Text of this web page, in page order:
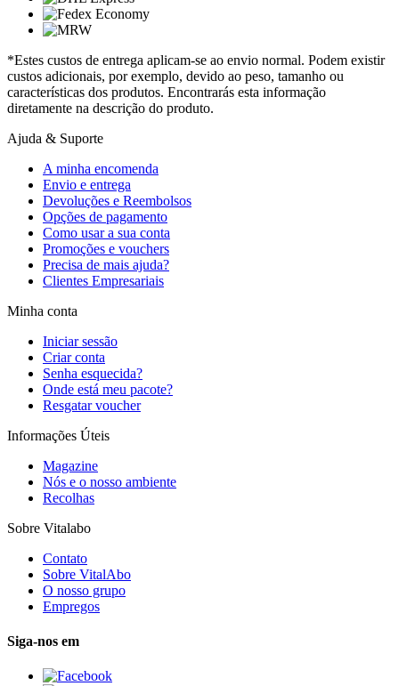
*Estes custos de entrega aplicam-se ao envio normal. Podem existir
custos adicionais, por exemplo, devido ao peso, tamanho ou
características dos produtos. Encontrarás esta informação
diretamente na descrição do produto.
Ajuda & Suporte
A minha encomenda
Envio e entrega
Devoluções e Reembolsos
Opções de pagamento
Como usar a sua conta
Promoções e vouchers
Precisa de mais ajuda?
Clientes Empresariais
Minha conta
Iniciar sessão
Criar conta
Senha esquecida?
Onde está meu pacote?
Resgatar voucher
Informações Úteis
Magazine
Nós e o nosso ambiente
Recolhas
Sobre Vitalabo
Contato
Sobre VitalAbo
O nosso grupo
Empregos
Siga-nos em